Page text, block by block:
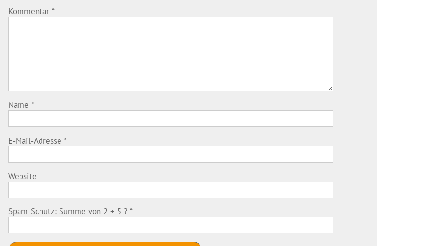
Kommentar *
Name *
E-Mail-Adresse *
Website
Spam-Schutz: Summe von 2 + 5 ? *